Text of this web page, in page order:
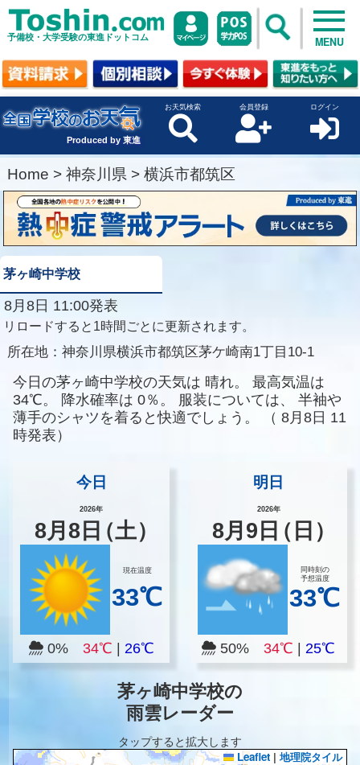
予備校・大学受験の東進ドットコム MENU
Produced by 東進
お天気検索 会員登録 ログイン
Home > 神奈川県 > 横浜市都筑区
茅ヶ崎中学校
8月8日 11:00発表
リロードすると1時間ごとに更新されます。
所在地： 神奈川県横浜市都筑区茅ケ崎南1丁目10-1
今日の茅ヶ崎中学校の天気は 晴れ。
最高気温は
34℃。
降水確率は 0％。 服装については、
半袖や
薄手のシャツを着ると快適でしょう。
（ 8月8日 11
時発表）
今日
2026年
8月8 日（土）
現在温度
33℃
0% 34℃ 26℃
明日
2026年
8月 9 日（日）
同時刻の
予想温度
33℃
50% 34℃ |25℃
茅ヶ崎中学校の
雨雲レーダー
タップすると拡大します
Leaflet | 地理院タイル